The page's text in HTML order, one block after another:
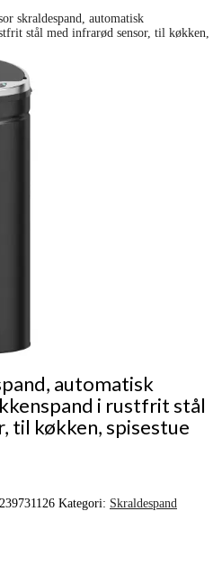
skraldespand, automatisk
stål med infrarød sensor, til køkken,
automatisk
i rustfrit stål
til køkken, spisestue
Kategori: Skraldespand